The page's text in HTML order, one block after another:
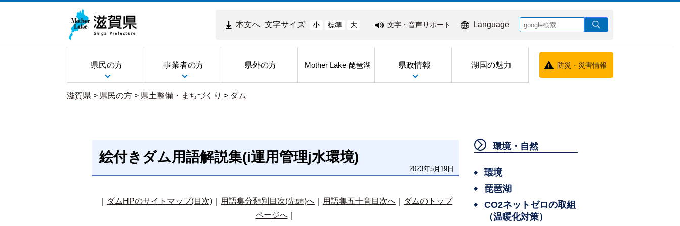
本文へ 文字サイズ 小 標準 大 文字・音声サポート Language
県民の方 事業者の方 県外の方 Mother Lake 琵琶湖 県政情報 湖国の魅力 防災・災害情報
滋賀県 > 県民の方 > 県土整備・まちづくり > ダム
絵付きダム用語解説集(i運用管理j水環境)
2023年5月19日
ダムHPのサイトマップ(目次) 用語集分類別目次(先頭)へ 用語集五十音目次へ
ダムのトップ
ページへ｜
環境・自然
環境
琵琶湖
CO2ネットゼロの取組
（温暖化対策）